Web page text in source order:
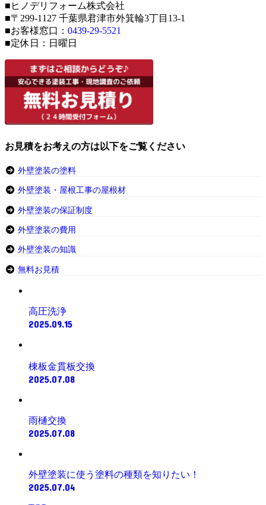
■ヒノデリフォーム株式会社
■〒299-1127 千葉県君津市外箕輪3丁目13-1
■お客様窓口： 0439-29-5521
■定休日：日曜日
お見積をお考えの方は以下をご覧ください
外壁塗装の塗料
外壁塗装・屋根工事の屋根材
外壁塗装の保証制度
外壁塗装の費用
外壁塗装の知識
無料お見積
高圧洗浄
2025.09.15
棟板金貫板交換
2025.07.08
雨樋交換
2025.07.08
外壁塗装に使う塗料の種類を知りたい！
2025.07.04